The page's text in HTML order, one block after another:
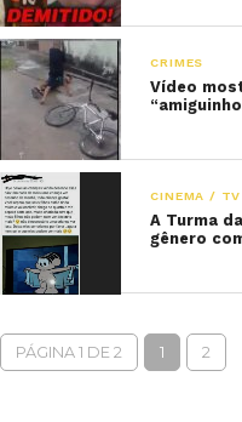
CRIMES
Vídeo
CINEMA / TV
A Turma
gênero
PÁGINA 1 DE 2 1 2